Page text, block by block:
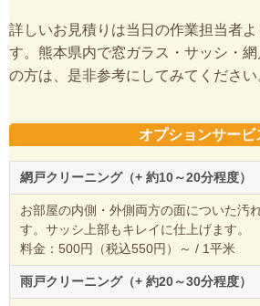
詳しいお見積りは当日の作業担当者
す。熊本県内で窓ガラス・サッシ・
の方は、是非参考にしてみてください
オプションサービ
網戸クリーニング（+ 約10～20分程度）
お部屋の内側・外側両方の面についた汚
す。サッシ上部もキレイに仕上げます。
料金：500円（税込550円）～ / 1平米
雨戸クリーニング（+ 約20～30分程度）